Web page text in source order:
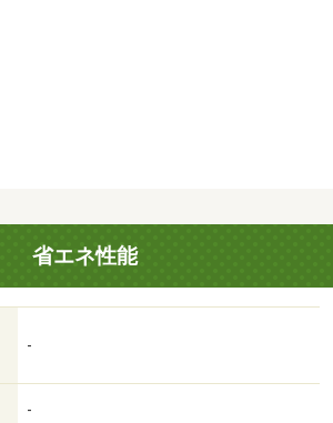
省エネ性能
-
-